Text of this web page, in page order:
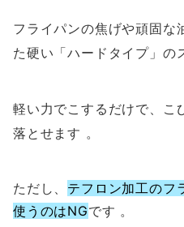
フライパンの焦げや頑固な
た硬い「ハードタイプ」の
軽い力でこするだけで、こ
落とせます 。
ただし、 テフロン加工のフ
使うのはNGです 。